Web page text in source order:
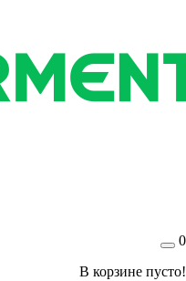
0
В корзине пусто!